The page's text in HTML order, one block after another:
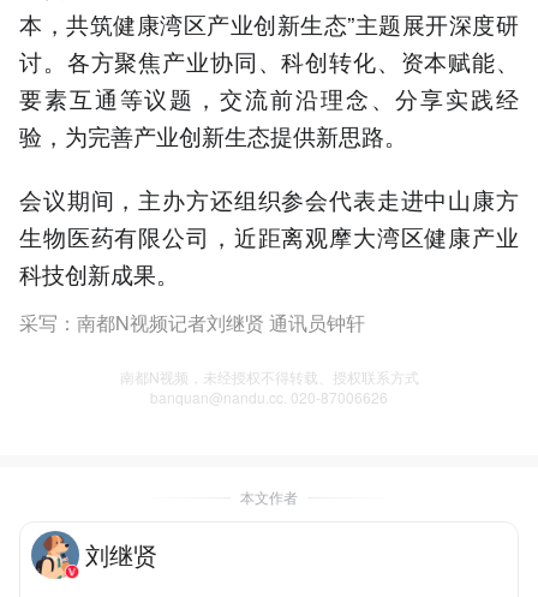
本，共筑健康湾区产业创新生态”主题展开深度研
讨。各方聚焦产业协同、科创转化、资本赋能、
要素互通等议题，交流前沿理念、分享实践经
验，为完善产业创新生态提供新思路。
会议期间，主办方还组织参会代表走进中山康方
生物医药有限公司，近距离观摩大湾区健康产业
科技创新成果。
采写：南都N视频记者刘继贤 通讯员钟轩
南都N视频，未经授权不得转载、授权联系方式
banquan@nandu.cc. 020-87006626
本文作者
刘继贤